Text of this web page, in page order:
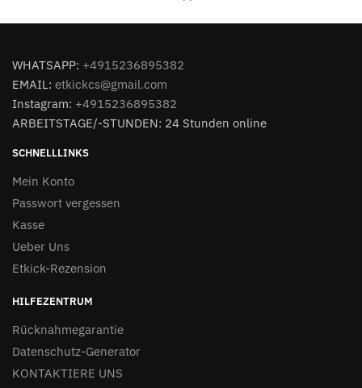
WHATSAPP: +4915236895382
EMAIL: etkickcs@gmail.com
Instagram: +4915236895382
ARBEITSTAGE/-STUNDEN: 24 Stunden online
SCHNELLLINKS
Mein Konto
Passwort vergessen
Kasse
Ueber Uns
Etkick-Rezension
HILFEZENTRUM
Rücknahmegarantie
Datenschutz-Generator
KONTAKTIERE UNS